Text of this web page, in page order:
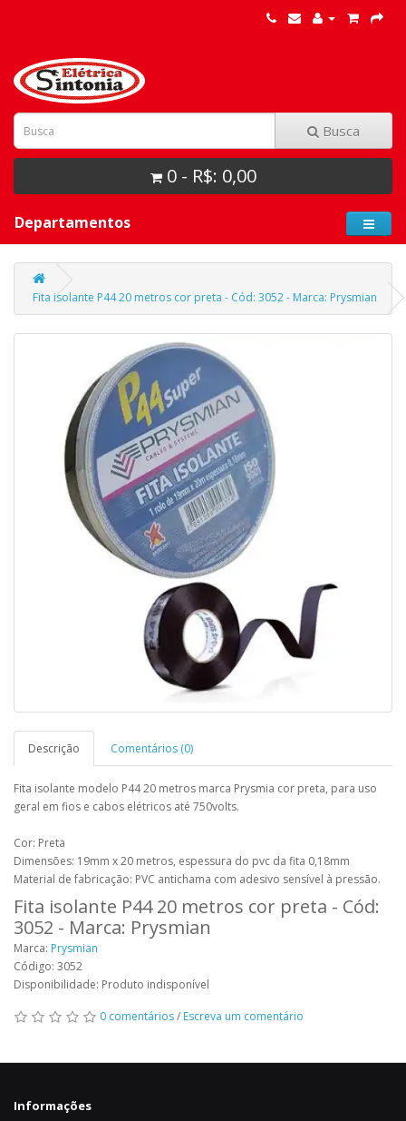
Busca
0 - R$: 0,00
Departamentos
Fita isolante P44 20 metros cor preta - Cód: 3052 - Marca: Prysmian
Descrição Comentários (0)
Fita isolante modelo P44 20 metros marca Prysmia cor preta, para uso
geral em fios e cabos elétricos até 750volts.
Cor: Preta
Dimensões: 19mm x 20 metros, espessura do pvc da fita 0,18mm
Material de fabricação: PVC antichama com adesivo sensível à pressão.
Fita isolante P44 20 metros cor preta - Cód:
3052 - Marca: Prysmian
Marca: Prysmian
Código: 3052
Disponibilidade: Produto indisponível
0 comentários/ Escreva um comentário
Informações